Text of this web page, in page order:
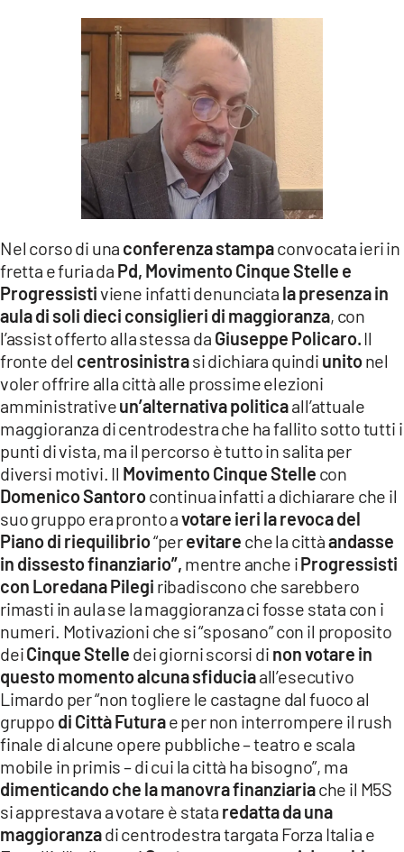
Nel corso di una conferenza stampaconvocata ieri in
fretta e furia da Pd, Movimento Cinque Stelle e
Progressistiviene infatti denunciata la presenza in
aula di soli dieci consiglieri di maggioranza, con
l’assist offerto alla stessa da Giuseppe Policaro.Il
fronte del centrosinistrasi dichiara quindi unitonel
voler offrire alla città alle prossime elezioni
amministrativeun’alternativa politicaall’attuale
maggioranza di centrodestra che ha fallito sotto tutti i
punti di vista, ma il percorso è tutto in salita per
diversi motivi. Il Movimento Cinque Stelle con
Domenico Santorocontinua infatti a dichiarare che il
suo gruppo era pronto avotare ieri la revoca del
Piano di riequilibrio“perevitare che la cittàandasse
in dissesto finanziario”, mentre anche iProgressisti
con Loredana Pilegi ribadiscono che sarebbero
rimasti in aula se la maggioranza ci fosse stata con i
numeri. Motivazioni che si “sposano” con il proposito
deiCinque Stelle dei giorni scorsi di non votare in
questo momento alcuna sfiduciaall’esecutivo
Limardo per “non togliere le castagne dal fuoco al
gruppo di Città Futurae per non interrompere il rush
finale di alcune opere pubbliche – teatro e scala
mobile in primis – di cui la città ha bisogno”, ma
dimenticando che la manovra finanziariache il M5S
si apprestava a votare è stata redatta da una
maggioranzadi centrodestra targata Forza Italia e